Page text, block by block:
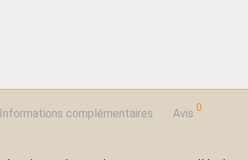
Informations complémentaires Avis 0